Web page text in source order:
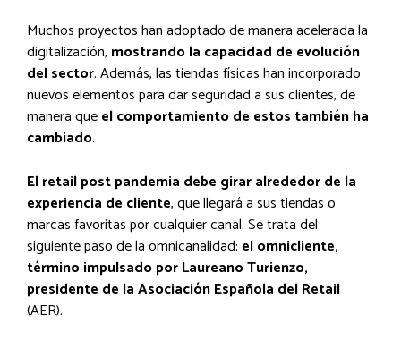
Muchos proyectos han adoptado de manera acelerada la
digitalización, mostrando la capacidad de evolución
del sector. Además, las tiendas físicas han incorporado
nuevos elementos para dar seguridad a sus clientes, de
manera queel comportamiento de estos también ha
cambiado.
El retail post pandemia debe girar alrededor de la
experiencia de cliente, que llegará a sus tiendas o
marcas favoritas por cualquier canal. Se trata del
siguiente paso de la omnicanalidad: el omnicliente,
término impulsado por Laureano Turienzo,
presidente de la Asociación Española del Retail
(AER).